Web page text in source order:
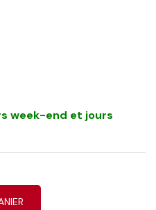
week-end et jours